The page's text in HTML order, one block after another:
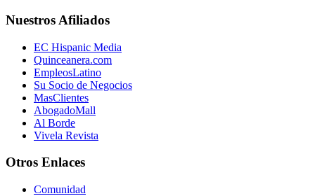
Nuestros Afiliados
EC Hispanic Media
Quinceanera.com
EmpleosLatino
Su Socio de Negocios
MasClientes
AbogadoMall
Al Borde
Vivela Revista
Otros Enlaces
Comunidad